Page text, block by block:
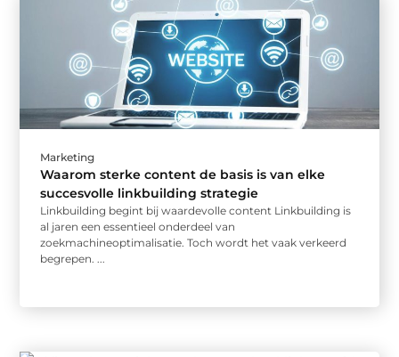
Marketing
Waarom sterke content de basis is van elke
succesvolle linkbuilding strategie
Linkbuilding begint bij waardevolle content Linkbuilding is
al jaren een essentieel onderdeel van
zoekmachineoptimalisatie. Toch wordt het vaak verkeerd
begrepen. ...